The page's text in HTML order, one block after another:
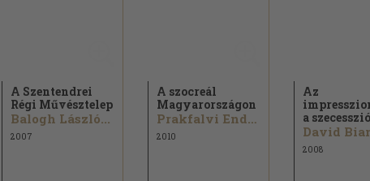
A Szentendrei
Régi Művésztelep
Balogh László...
2007
A szocreál
Magyarországon
Prakfalvi Endre...
2010
Az
a
David
2008